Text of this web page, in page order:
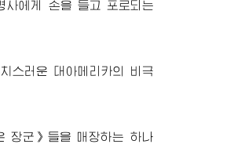
사에게 손을 들고 포로되는
스러운 대아메리카의 비극
장군 》들을 매장하는 하나